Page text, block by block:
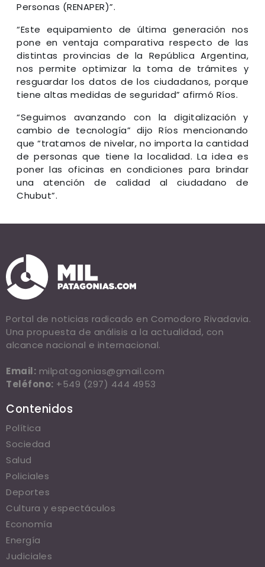
Personas (RENAPER)”.
“Este equipamiento de última generación nos
pone en ventaja comparativa respecto de las
distintas provincias de la República Argentina,
nos permite optimizar la toma de trámites y
resguardar los datos de los ciudadanos, porque
tiene altas medidas de seguridad” afirmó Ríos.
“Seguimos avanzando con la digitalización y
cambio de tecnología” dijo Ríos mencionando
que “tratamos de nivelar, no importa la cantidad
de personas que tiene la localidad. La idea es
poner las oficinas en condiciones para brindar
una atención de calidad al ciudadano de
Chubut”.
Portal de noticias radicado en Comodoro Rivadavia.
Una propuesta de análisis a la actualidad, con
alcance nacional e internacional.
Email: milpatagonias@gmail.com
Teléfono: +549 (297) 444 4953
Contenidos
Política
Sociedad
Salud
Policiales
Deportes
Cultura y espectáculos
Economía
Energía
Judiciales